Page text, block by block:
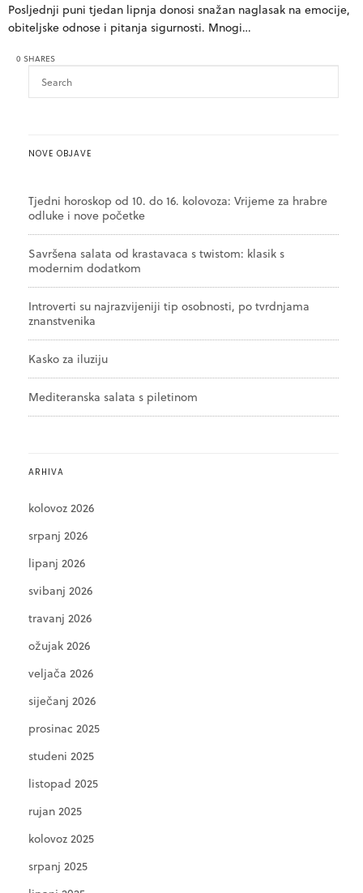
Posljednji puni tjedan lipnja donosi snažan naglasak na emocije,
obiteljske odnose i pitanja sigurnosti. Mnogi…
0 SHARES
NOVE OBJAVE
Tjedni horoskop od 10. do 16. kolovoza: Vrijeme za hrabre
odluke i nove početke
Savršena salata od krastavaca s twistom: klasik s
modernim dodatkom
Introverti su najrazvijeniji tip osobnosti, po tvrdnjama
znanstvenika
Kasko za iluziju
Mediteranska salata s piletinom
ARHIVA
kolovoz 2026
srpanj 2026
lipanj 2026
svibanj 2026
travanj 2026
ožujak 2026
veljača 2026
siječanj 2026
prosinac 2025
studeni 2025
listopad 2025
rujan 2025
kolovoz 2025
srpanj 2025